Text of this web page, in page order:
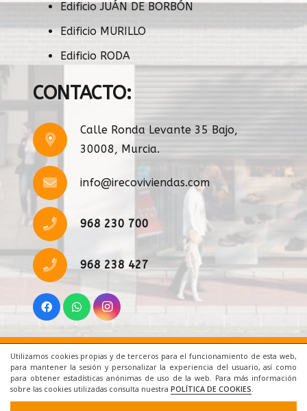
Utilizamos cookies propias y de terceros para el funcionamiento de esta web,
para mantener la sesión y personalizar la experiencia del usuario, así como
para obtener estadísticas anónimas de uso de la web. Para más información
sobre las cookies utilizadas consulta nuestra POLÍTICA DE COOKIES.
Edificio JUÁN DE BORBÓN
Edificio MURILLO
Edificio RODA
CONTACTO:
Calle Ronda Levante 35 Bajo,
30008, Murcia.
info@irecoviviendas.com
968 230 700
968 238 427
Inicio| Aviso Legal|Cookies|Contacto
© 2021 Todos los derechos reservados. Una web